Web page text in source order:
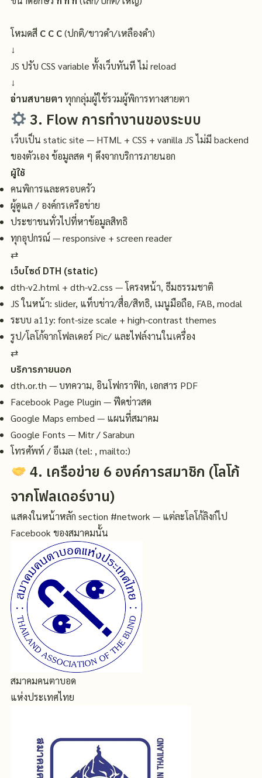
โหมดสี C C C(ปกติ/ขาวดำ/เหลืองดำ)
↓
JS ปรับ CSS variable ทั้งเว็บทันที ไม่ reload
↓
อ่านสบายตา ทุกกลุ่มผู้ใช้รวมผู้พิการทางสายตา
3. Flow การทำงานของระบบ
เว็บเป็น static site — HTML + CSS + vanilla JS ไม่มี backend
ของตัวเอง ข้อมูลสด ๆ ดึงจากบริการภายนอก
ผู้ใช้
คนพิการและครอบครัว
ผู้ดูแล / องค์กรเครือข่าย
ประชาชนทั่วไปที่หาข้อมูลสิทธิ
ทุกอุปกรณ์ — responsive + screen reader
⇄
เว็บไซต์ DTH (static)
dth-v2.html + dth-v2.css — โครงหน้า, ธีมธรรมชาติ
JS ในหน้า: slider, แท็บข่าว/สื่อ/สิทธิ, เมนูมือถือ, FAB, modal
ระบบ a11y: font-size scale + high-contrast themes
รูป/โลโก้จากโฟลเดอร์ Pic/ และไฟล์งานในเครื่อง
⇄
บริการภายนอก
dth.or.th — บทความ, อินโฟกราฟิก, เอกสาร PDF
Facebook Page Plugin — ฟีดข่าวสด
Google Maps embed — แผนที่สมาคม
Google Fonts — Mitr / Sarabun
โทรศัพท์ / อีเมล (tel: , mailto:)
4. เครือข่าย 6 องค์การสมาชิก (โลโก้
จากโฟลเดอร์งาน)
แสดงในหน้าหลัก section #network — แต่ละโลโก้ลิงก์ไป
Facebook ของสมาคมนั้น
สมาคมคนตาบอด
แห่งประเทศไทย